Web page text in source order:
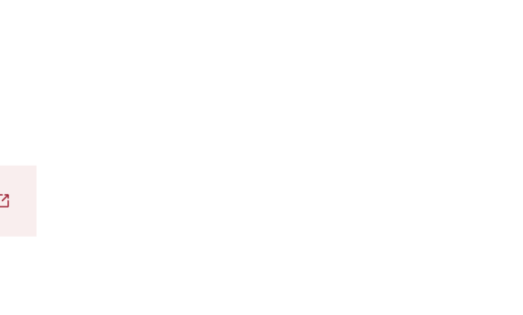
Ouvrir dans un nouvel onglet